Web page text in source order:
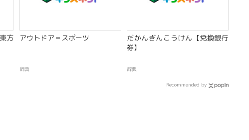
方
アウトドア＝スポーツ
辞典
だかんぎんこうけん【兌換銀行
券】
辞典
Recommended by